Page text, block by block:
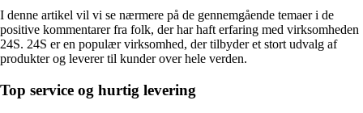
I denne artikel vil vi se nærmere på de gennemgående temaer i de
positive kommentarer fra folk, der har haft erfaring med virksomheden
24S. 24S er en populær virksomhed, der tilbyder et stort udvalg af
produkter og leverer til kunder over hele verden.
Top service og hurtig levering